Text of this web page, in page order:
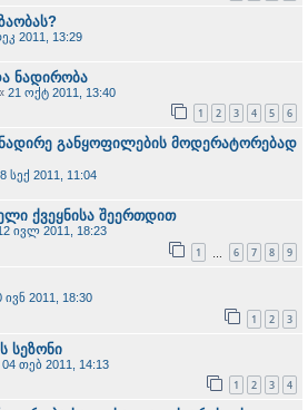
2011, 13:29
ნადირობა
21 ოქტ 2011, 13:40
1 2 3 4 5 6
განყოფილების მოდერატორებად
სექ 2011, 11:04
ქვეყნისა შეერთდით
ივლ 2011, 18:23
1 6 7 8 9
ივნ 2011, 18:30
1 2 3
სეზონი
04 თებ 2011, 14:13
1 2 3 4